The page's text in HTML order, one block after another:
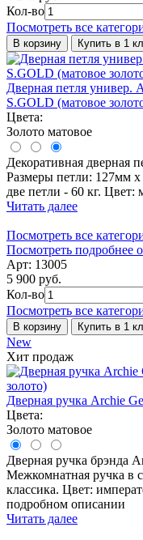
Кол-во
Посмотреть все
В корзину Купить в 1
Дверная петля универ.
S.GOLD (матовое
Цвета:
Золото матовое
Декоративная дверная
Размеры петли: 127мм
две петли - 60 кг. Цвет:
Читать далее
Посмотреть все
Посмотреть подробнее
Арт: 13005
5 900 руб.
Кол-во
Посмотреть все
В корзину Купить в 1
New
Хит продаж
Дверная ручка Archie
Цвета:
Золото матовое
Дверная ручка брэнда
Межкомнатная ручка в
классика. Цвет:
подробном описании
Читать далее